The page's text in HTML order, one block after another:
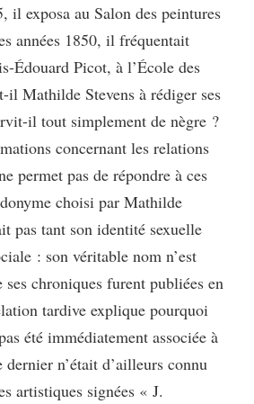
il exposa au Salon des peintures
années 1850, il fréquentait
Édouard Picot, à l’École des
Mathilde Stevens à rédiger ses
il tout simplement de nègre ?
concernant les relations
permet pas de répondre à ces
choisi par Mathilde
pas tant son identité sexuelle
: son véritable nom n’est
ses chroniques furent publiées en
tardive explique pourquoi
été immédiatement associée à
n’était d’ailleurs connu
artistiques signées « J.